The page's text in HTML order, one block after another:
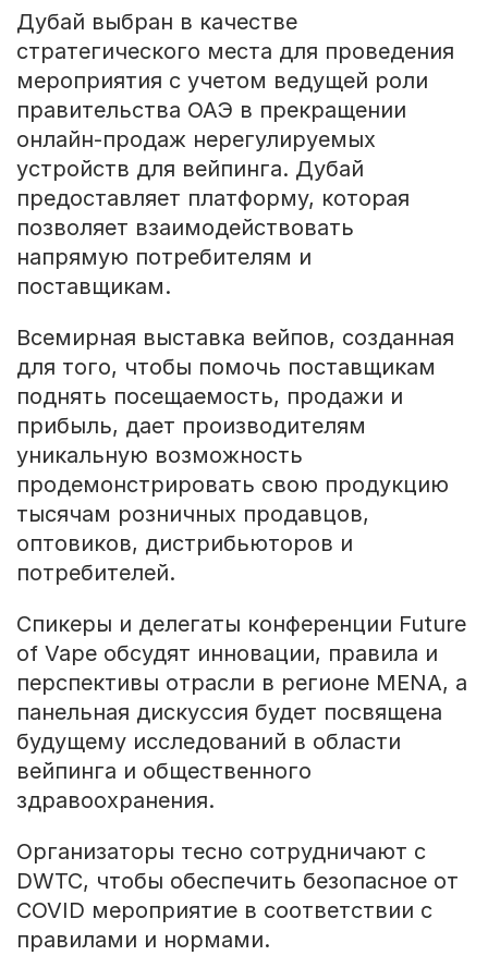
Дубай выбран в качестве
стратегического места для проведения
мероприятия с учетом ведущей роли
правительства ОАЭ в прекращении
онлайн-продаж нерегулируемых
устройств для вейпинга. Дубай
предоставляет платформу, которая
позволяет взаимодействовать
напрямую потребителям и
поставщикам.
Всемирная выставка вейпов, созданная
для того, чтобы помочь поставщикам
поднять посещаемость, продажи и
прибыль, дает производителям
уникальную возможность
продемонстрировать свою продукцию
тысячам розничных продавцов,
оптовиков, дистрибьюторов и
потребителей.
Спикеры и делегаты конференции Future
of Vape обсудят инновации, правила и
перспективы отрасли в регионе MENA, а
панельная дискуссия будет посвящена
будущему исследований в области
вейпинга и общественного
здравоохранения.
Организаторы тесно сотрудничают с
DWTC, чтобы обеспечить безопасное от
COVID мероприятие в соответствии с
правилами и нормами.